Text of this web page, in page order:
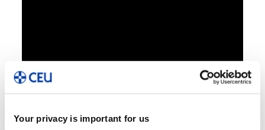
Your privacy is important for us